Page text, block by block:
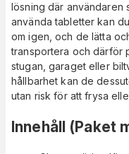
lösning där användaren
använda tabletter kan
om igen, och de lätta
transportera och därför
stugan, garaget eller
hållbarhet kan de
utan risk för att frysa
Innehåll (Paket